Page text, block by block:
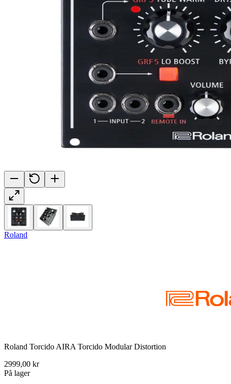
Roland
Roland Torcido AIRA Torcido Modular Distortion
2999,00 kr
På lager